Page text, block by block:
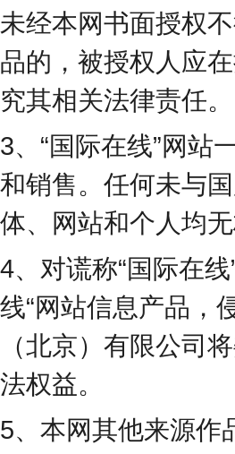
未经本网书面授权
品的，被授权人应
究其相关法律责任。
3、“国际在线”网站
和销售。任何未与
体、网站和个人均
4、对谎称“国际在
线“网站信息产品，
（北京）有限公司
法权益。
5、本网其他来源作